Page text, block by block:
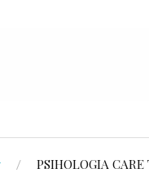
PSIHOLOGIA CARE